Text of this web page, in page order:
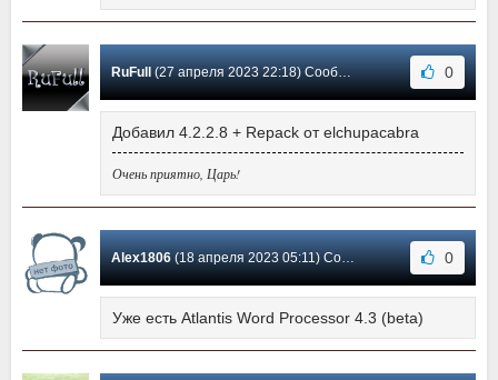
RuFull (27 апреля 2023 22:18) Сообщение #402 0
Добавил 4.2.2.8 + Repack от elchupacabra
Очень приятно, Царь!
Alex1806(18 апреля 2023 05:11) Сообщение #401 0
Уже есть Atlantis Word Processor 4.3 (beta)